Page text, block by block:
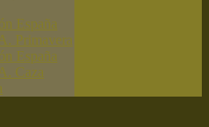
España
Primavera
España
Caza